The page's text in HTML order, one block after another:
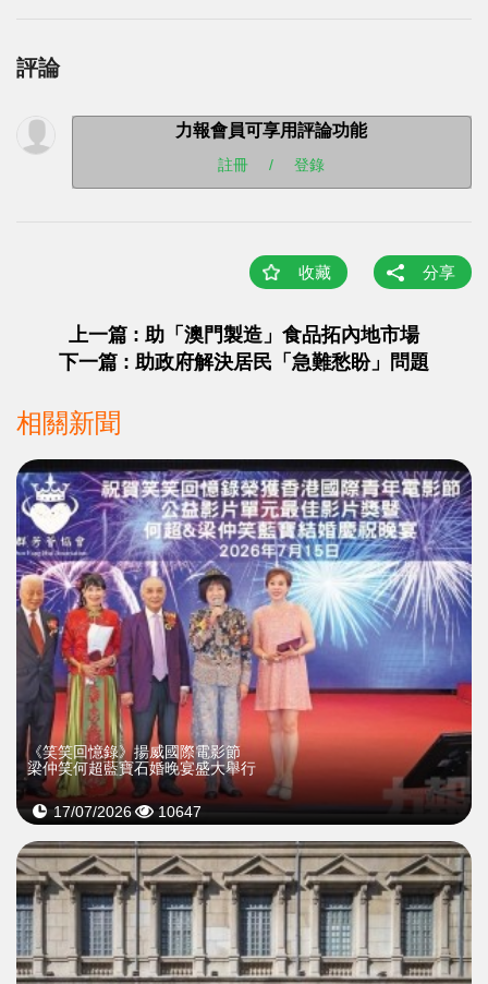
評論
力報會員可享用評論功能
註冊 / 登錄
收藏 分享
上一篇 : 助「澳門製造」食品拓內地市場
下一篇 : 助政府解決居民「急難愁盼」問題
相關新聞
《笑笑回憶錄》揚威國際電影節
梁仲笑何超藍寶石婚晚宴盛大舉行
17/07/2026 10647